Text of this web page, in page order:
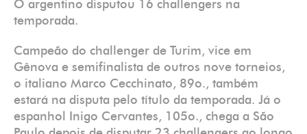
O argentino disputou 16 challengers na
temporada.
Campeão do challenger de Turim, vice em
Gênova e semifinalista de outros nove torneios,
o italiano Marco Cecchinato, 89o., também
estará na disputa pelo título da temporada. Já o
espanhol Inigo Cervantes, 105o., chega a São